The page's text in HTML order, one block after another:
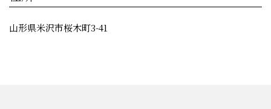
山形県米沢市桜木町3-41